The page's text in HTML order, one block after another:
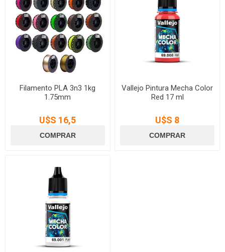
Filamento PLA 3n3 1kg
1.75mm
U$S 16,5
Vallejo Pintura Mecha Color
Red 17 ml
U$S 8